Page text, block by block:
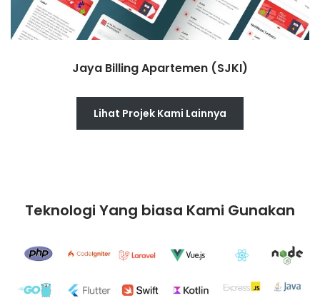
Jaya Billing Apartemen (SJKI)
Lihat Projek Kami Lainnya
Teknologi Yang biasa Kami Gunakan